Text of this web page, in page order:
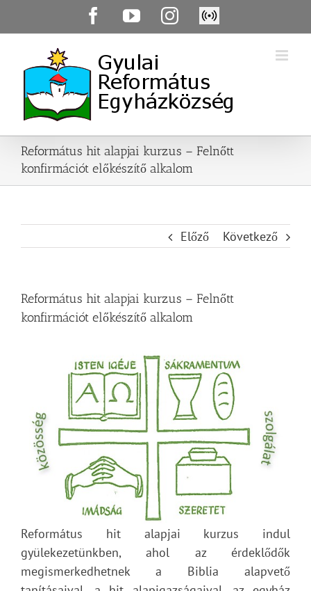
FacebookYouTubeInstagram
Élő
közvetítés
Református hit alapjai kurzus – Felnőtt
konfirmációt előkészítő alkalom
Előző Következő
Református hit alapjai kurzus – Felnőtt
konfirmációt előkészítő alkalom
Református hit alapjai kurzus indul
gyülekezetünkben, ahol az érdeklődők
megismerkedhetnek a Biblia alapvető